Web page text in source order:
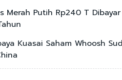
Merah Putih Rp240 T Dibayar
Kuasai Saham Whoosh